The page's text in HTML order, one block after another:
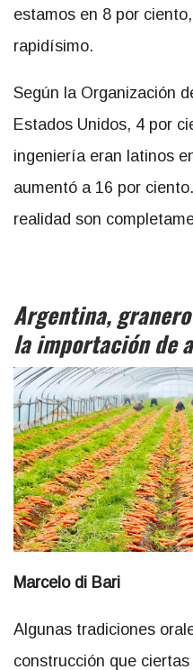
estamos en 8 por
rapidísimo.
Según la Organización
Estados Unidos, 4 por
ingeniería eran latinos
aumentó a 16 por
realidad son
Argentina,
la importación de
Marcelo di Bari
Algunas tradiciones
construcción que